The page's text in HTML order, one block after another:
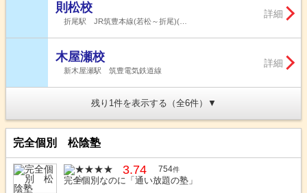
則松校
折尾駅 JR筑豊本線(若松～折尾)(…
詳細
木屋瀬校
新木屋瀬駅 筑豊電気鉄道線
詳細
残り1件を表示する（全6件）
完全個別 松陰塾
3.74 754件
完全個別なのに「通い放題の塾」